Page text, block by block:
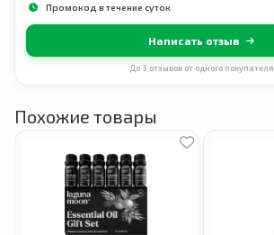
Промокод в течение суток
Написать отзыв
До 3 отзывов от одного покупателя
Похожие товары